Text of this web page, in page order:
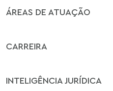
ÁREAS DE ATUAÇÃO
CARREIRA
INTELIGÊNCIA JURÍDICA